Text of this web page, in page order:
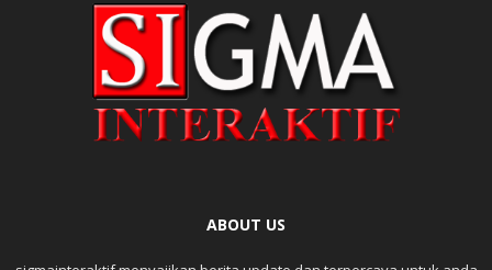
ABOUT US